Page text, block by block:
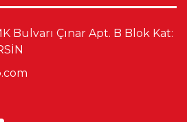
Bulvarı Çınar Apt. B Blok Kat: